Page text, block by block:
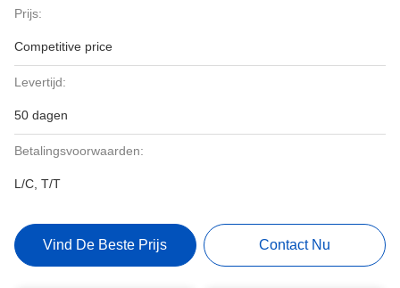
Prijs:
Competitive price
Levertijd:
50 dagen
Betalingsvoorwaarden:
L/C, T/T
Vind De Beste Prijs Contact Nu